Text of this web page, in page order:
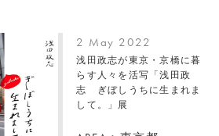
2 May 2022
浅田政志が東京・京橋に暮
らす人々を活写「浅田政
志 ぎぼしうちに生まれま
して。」展